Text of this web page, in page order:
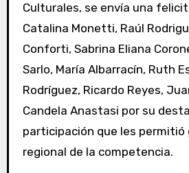
Culturales, se envía una
Catalina Monetti, Raúl
Conforti, Sabrina Eliana
Sarlo, María Albarracín, Ruth
Rodríguez, Ricardo Reyes,
Candela Anastasi por su
participación que les permitió
regional de la competencia.